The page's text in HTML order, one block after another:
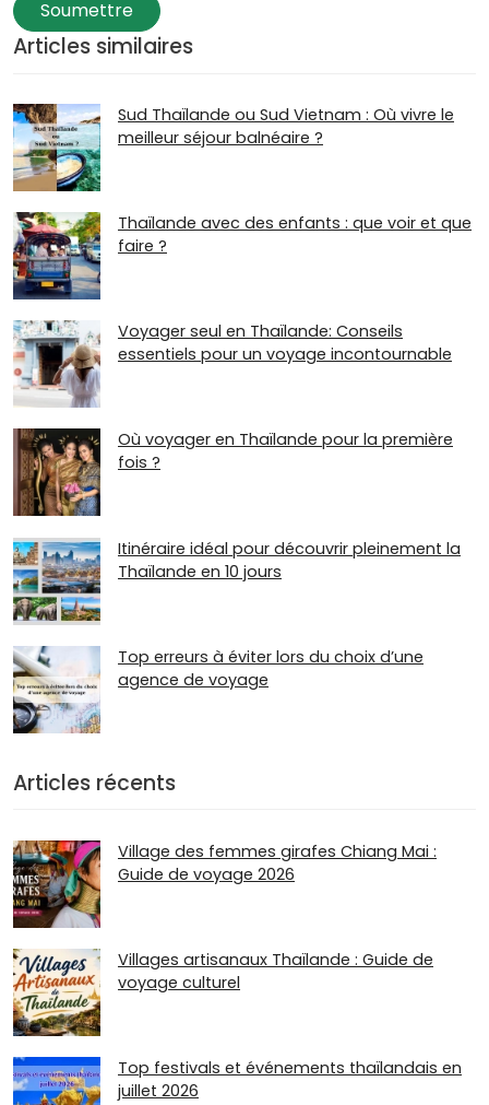
Soumettre
Articles similaires
Sud Thaïlande ou Sud Vietnam : Où vivre le
meilleur séjour balnéaire ?
Thaïlande avec des enfants : que voir et que
faire ?
Voyager seul en Thaïlande: Conseils
essentiels pour un voyage incontournable
Où voyager en Thaïlande pour la première
fois ?
Itinéraire idéal pour découvrir pleinement la
Thaïlande en 10 jours
Top erreurs à éviter lors du choix d’une
agence de voyage
Articles récents
Village des femmes girafes Chiang Mai :
Guide de voyage 2026
Villages artisanaux Thaïlande : Guide de
voyage culturel
Top festivals et événements thaïlandais en
juillet 2026